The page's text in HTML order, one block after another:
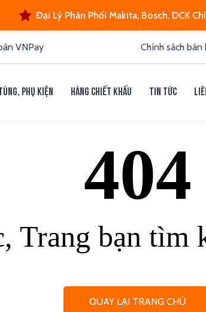
Đại Lý Phân Phối Makita, Bosch, DCK
VNPay Chính sách bán
phụ kiện Hàng chiết khấu Tin tức
404
Trang bạn tìm
QUAY LẠI TRANG CHỦ